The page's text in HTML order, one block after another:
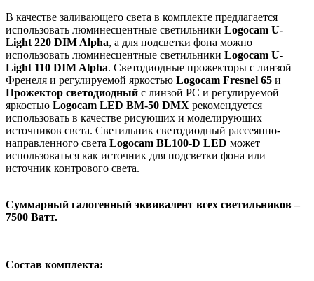
В качестве заливающего света в комплекте предлагается
использовать люминесцентные светильники Logocam U-
Light 220 DIM Alpha, а для подсветки фона можно
использовать люминесцентные светильники Logocam U-
Light 110 DIM Alpha. Светодиодные прожекторы с линзой
Френеля и регулируемой яркостью Logocam Fresnel 65 и
Прожектор светодиодный с линзой РС и регулируемой
яркостью Logocam LED BM-50 DMX рекомендуется
использовать в качестве рисующих и моделирующих
источников света. Светильник светодиодный рассеянно-
направленного света Logocam BL100-D LED может
использоваться как источник для подсветки фона или
источник контрового света.
Суммарный галогенный эквивалент всех светильников –
7500 Ватт.
Состав комплекта: